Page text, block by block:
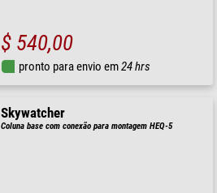
$ 540,00
pronto para envio em24 hrs
Skywatcher
Coluna base com conexão para montagem HEQ-5